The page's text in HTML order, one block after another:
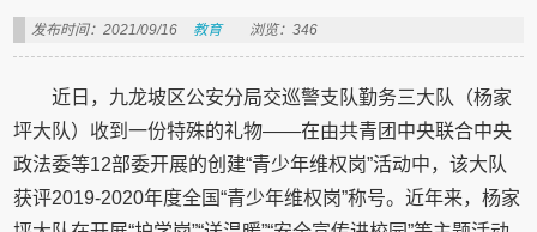
发布时间：2021/09/16 教育 浏览：346
近日，九龙坡区公安分局交巡警支队勤务三大队（杨家
坪大队）收到一份特殊的礼物——在由共青团中央联合中央
政法委等12部委开展的创建“青少年维权岗”活动中，该大队
获评2019-2020年度全国“青少年维权岗”称号。近年来，杨家